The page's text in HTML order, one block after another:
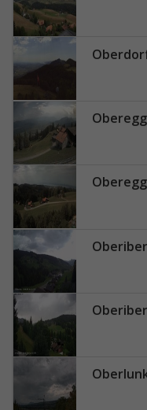
Oberdorf:
Oberegg